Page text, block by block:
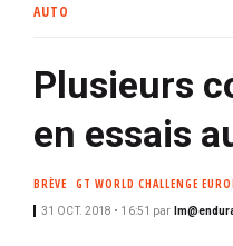
AUTO
Plusieurs
en essais
BRÈVE GT WORLD CHALLENGE
31 OCT. 2018 • 16:51 par